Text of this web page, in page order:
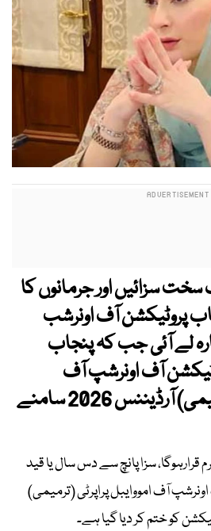
سزائیں اور جرمانوں کا
پروٹیکشن آف اونرشب
لے آئی جب کہ پنجاب
آف اونرشپ آف
امووایبل پراپرٹی (ترمیمی) آرڈیننس 2026 سامنے
قرارہوگا، سزا پانچ سے دس سال یا قید
آف امووایبل پراپرٹی (ترمیمی)